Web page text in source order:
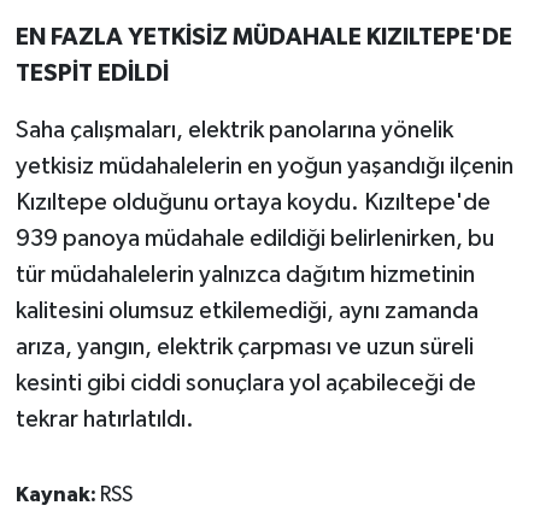
EN FAZLA YETKİSİZ MÜDAHALE KIZILTEPE'DE
TESPİT EDİLDİ
Saha çalışmaları, elektrik panolarına yönelik
yetkisiz müdahalelerin en yoğun yaşandığı ilçenin
Kızıltepe olduğunu ortaya koydu. Kızıltepe'de
939 panoya müdahale edildiği belirlenirken, bu
tür müdahalelerin yalnızca dağıtım hizmetinin
kalitesini olumsuz etkilemediği, aynı zamanda
arıza, yangın, elektrik çarpması ve uzun süreli
kesinti gibi ciddi sonuçlara yol açabileceği de
tekrar hatırlatıldı.
Kaynak: RSS